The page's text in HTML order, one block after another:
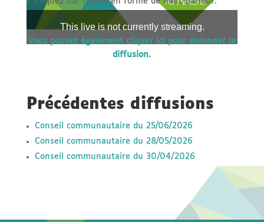
Vous pouvez également cliquer ici pour visionner la
diffusion.
Précédentes diffusions
Conseil communautaire du 25/06/2026
Conseil communautaire du 28/05/2026
Conseil communautaire du 30/04/2026